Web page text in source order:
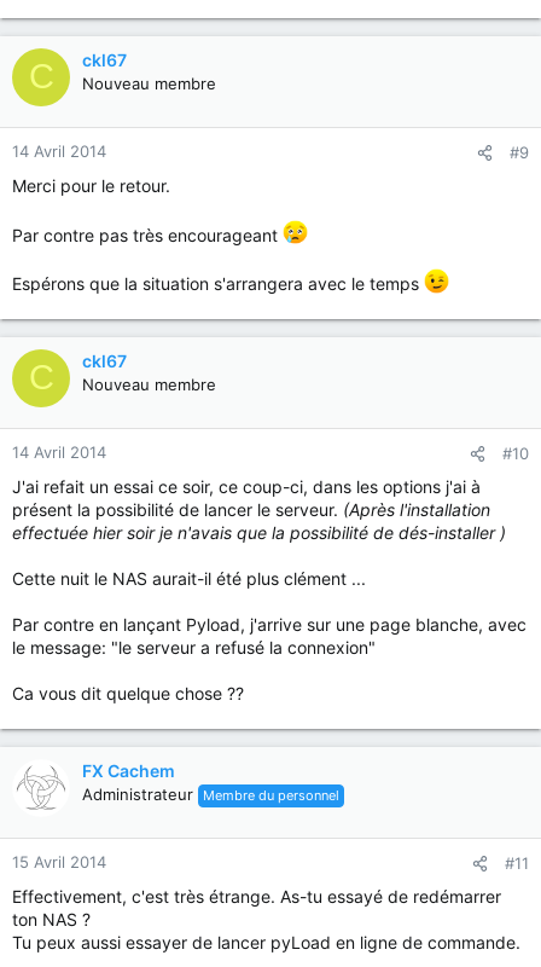
C ckl67
Nouveau membre
14 Avril 2014 #9
Merci pour le retour.
Par contre pas très encourageant
Espérons que la situation s'arrangera avec le temps
C ckl67
Nouveau membre
14 Avril 2014 #10
J'ai refait un essai ce soir, ce coup-ci, dans les options j'ai à
présent la possibilité de lancer le serveur. (Après l'installation
effectuée hier soir je n'avais que la possibilité de dés-installer )
Cette nuit le NAS aurait-il été plus clément ...
Par contre en lançant Pyload, j'arrive sur une page blanche, avec
le message: "le serveur a refusé la connexion"
Ca vous dit quelque chose ??
FX Cachem
Administrateur Membre du personnel
15 Avril 2014 #11
Effectivement, c'est très étrange. As-tu essayé de redémarrer
ton NAS ?
Tu peux aussi essayer de lancer pyLoad en ligne de commande.